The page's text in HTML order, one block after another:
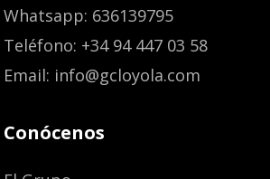
Whatsapp: 636139795
Teléfono: +34 94 447 03 58
Email: info@gcloyola.com
Conócenos